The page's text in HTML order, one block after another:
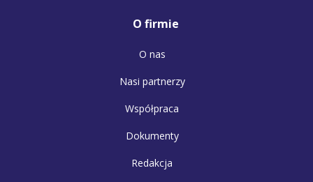
O firmie
O nas
Nasi partnerzy
Współpraca
Dokumenty
Redakcja